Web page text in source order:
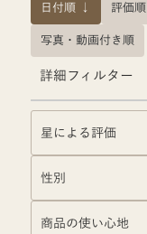
詳細フィルター
日付順 ↓ 評価順
写真・動画付き順